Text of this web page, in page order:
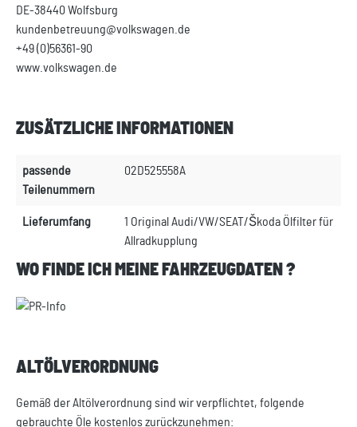
DE-38440 Wolfsburg
kundenbetreuung@volkswagen.de
+49 (0)56361-90
www.volkswagen.de
ZUSÄTZLICHE INFORMATIONEN
passende
Teilenummern
02D525558A
Lieferumfang
1 Original Audi/VW/SEAT/Škoda Ölfilter für
Allradkupplung
WO FINDE ICH MEINE FAHRZEUGDATEN ?
ALTÖLVERORDNUNG
Gemäß der Altölverordnung sind wir verpflichtet, folgende
gebrauchte Öle kostenlos zurückzunehmen: